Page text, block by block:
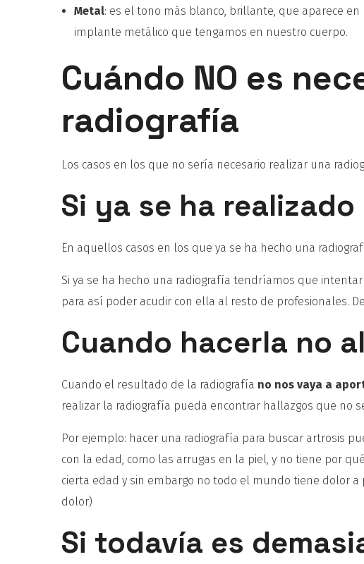
Metal: es el tono más blanco, brillante, que aparece
implante metálico que tengamos en nuestro cuerpo.
Cuándo NO es
radiografía
Los casos en los que no sería necesario realizar una
Si ya se ha
En aquellos casos en los que ya se ha hecho una
Si ya se ha hecho una radiografía tendríamos que
para así poder acudir con ella al resto de profesionales.
Cuando hacerla no
Cuando el resultado de la radiografía no nos vaya a
realizar la radiografía pueda encontrar hallazgos que no
Por ejemplo: hacer una radiografía para buscar artrosis
con la edad, como las arrugas en la piel, y no tiene por
cierta edad y sin embargo no todo el mundo tiene dolor a
dolor)
Si todavía es